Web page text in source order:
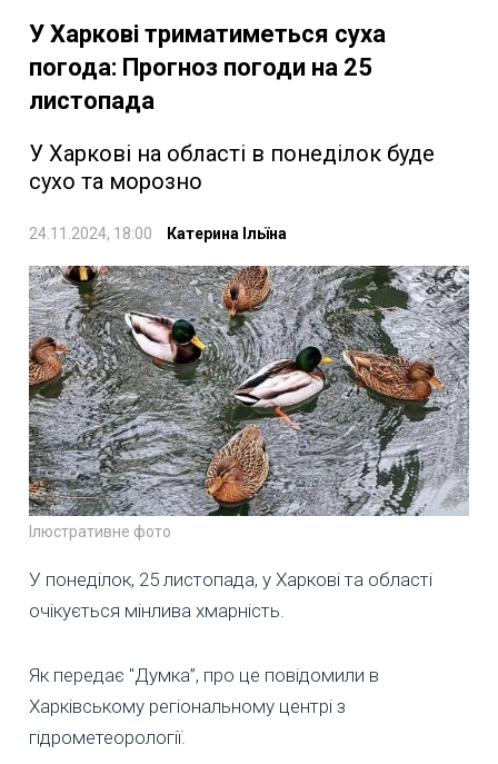
У Харкові триматиметься суха
погода: Прогноз погоди на 25
листопада
У Харкові на області в понеділок буде
сухо та морозно
24.11.2024, 18:00 Катерина Ільїна
Ілюстративне фото
У понеділок, 25 листопада, у Харкові та області
очікується мінлива хмарність.
Як передає "Думка”, про це повідомили в
Харківському регіональному центрі з
гідрометеорології.